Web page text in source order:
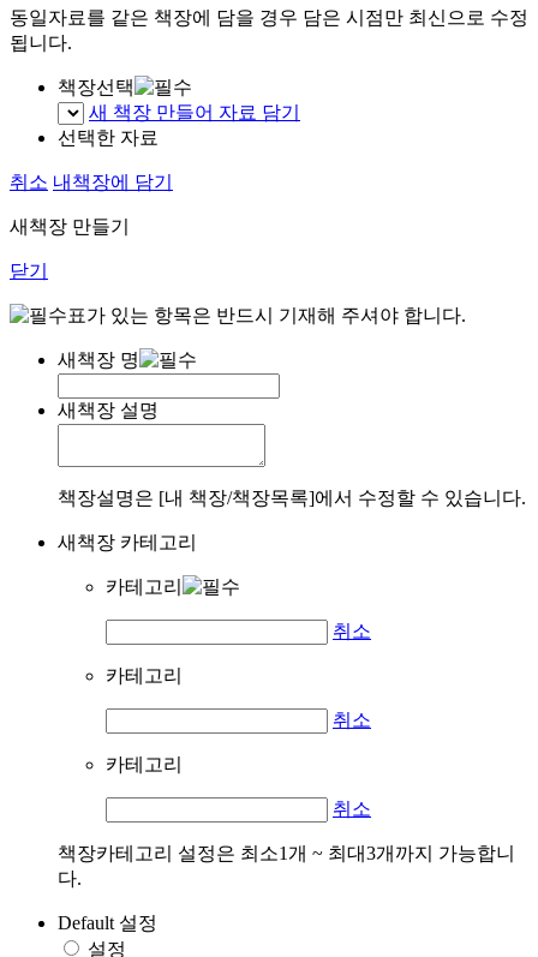
동일자료를 같은 책장에 담을 경우 담은 시점만 최신으로 수정
됩니다.
책장선택
새 책장 만들어 자료 담기
선택한 자료
취소 내책장에 담기
새책장 만들기
닫기
표가 있는 항목은 반드시 기재해 주셔야 합니다.
새책장 명
새책장 설명
책장설명은 [내 책장/책장목록]에서 수정할 수 있습니다.
새책장 카테고리
카테고리
취소
카테고리
취소
카테고리
취소
책장카테고리 설정은 최소1개 ~ 최대3개까지 가능합니
다.
Default 설정
설정